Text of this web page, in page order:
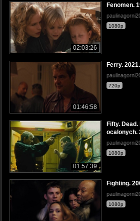
02:03:26
Fenomen.
1080p
01:46:58
Ferry.
720p
01:57:39
Fifty. Dead.
ocalonych.
1080p
Fighting.
1080p